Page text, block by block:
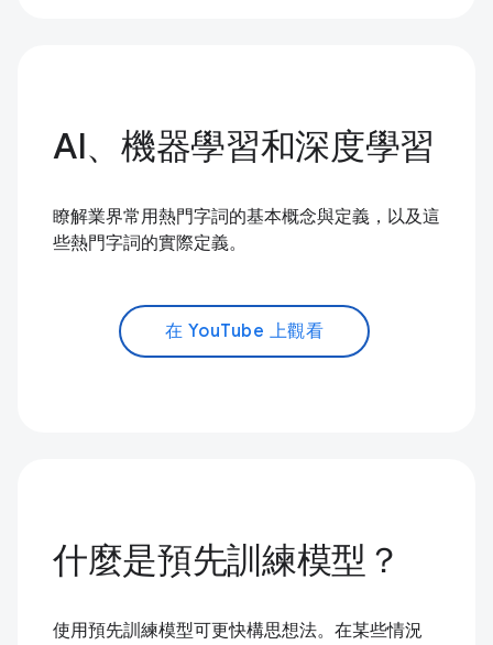
AI、機器學習和深度學習
瞭解業界常用熱門字詞的基本概念與定義，以及這
些熱門字詞的實際定義。
在 YouTube 上觀看
什麼是預先訓練模型？
使用預先訓練模型可更快構思想法。在某些情況